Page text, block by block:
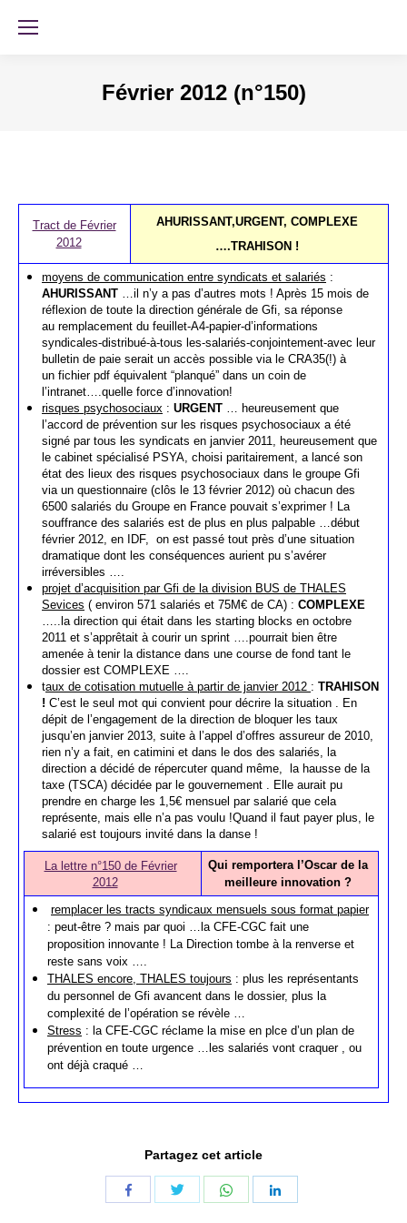
Février 2012 (n°150)
Tract de Février
2012
AHURISSANT,URGENT, COMPLEXE
….TRAHISON !
moyens de communication entre syndicats et salariés :
AHURISSANT …il n’y a pas d’autres mots ! Après 15 mois de
réflexion de toute la direction générale de Gfi, sa réponse
au remplacement du feuillet-A4-papier-d’informations
syndicales-distribué-à-tous les-salariés-conjointement-avec leur
bulletin de paie serait un accès possible via le CRA35(!) à
un fichier pdf équivalent “planqué” dans un coin de
l’intranet….quelle force d’innovation!
risques psychosociaux : URGENT … heureusement que
l’accord de prévention sur les risques psychosociaux a été
signé par tous les syndicats en janvier 2011, heureusement que
le cabinet spécialisé PSYA, choisi paritairement, a lancé son
état des lieux des risques psychosociaux dans le groupe Gfi
via un questionnaire (clôs le 13 février 2012) où chacun des
6500 salariés du Groupe en France pouvait s’exprimer ! La
souffrance des salariés est de plus en plus palpable …début
février 2012, en IDF, on est passé tout près d’une situation
dramatique dont les conséquences aurient pu s’avérer
irréversibles ….
projet d’acquisition par Gfi de la division BUS de THALES
Sevices ( environ 571 salariés et 75M€ de CA) : COMPLEXE
…..la direction qui était dans les starting blocks en octobre
2011 et s’apprêtait à courir un sprint ….pourrait bien être
amenée à tenir la distance dans une course de fond tant le
dossier est COMPLEXE ….
taux de cotisation mutuelle à partir de janvier 2012 : TRAHISON
! C’est le seul mot qui convient pour décrire la situation . En
dépit de l’engagement de la direction de bloquer les taux
jusqu’en janvier 2013, suite à l’appel d’offres assureur de 2010,
rien n’y a fait, en catimini et dans le dos des salariés, la
direction a décidé de répercuter quand même, la hausse de la
taxe (TSCA) décidée par le gouvernement . Elle aurait pu
prendre en charge les 1,5€ mensuel par salarié que cela
représente, mais elle n’a pas voulu !Quand il faut payer plus, le
salarié est toujours invité dans la danse !
La lettre n°150 de Février
2012
Qui remportera l’Oscar de la
meilleure innovation ?
remplacer les tracts syndicaux mensuels sous format papier
: peut-être ? mais par quoi …la CFE-CGC fait une
proposition innovante ! La Direction tombe à la renverse et
reste sans voix ….
THALES encore, THALES toujours : plus les représentants
du personnel de Gfi avancent dans le dossier, plus la
complexité de l’opération se révèle …
Stress : la CFE-CGC réclame la mise en plce d’un plan de
prévention en toute urgence …les salariés vont craquer , ou
ont déjà craqué …
Partagez cet article
Share
Share